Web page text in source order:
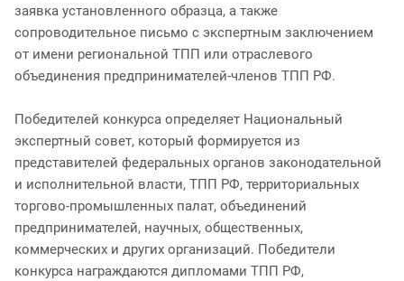
заявка установленного образца, а также
сопроводительное письмо с экспертным заключением
от имени региональной ТПП или отраслевого
объединения предпринимателей-членов ТПП РФ.
Победителей конкурса определяет Национальный
экспертный совет, который формируется из
представителей федеральных органов законодательной
и исполнительной власти, ТПП РФ, территориальных
торгово-промышленных палат, объединений
предпринимателей, научных, общественных,
коммерческих и других организаций. Победители
конкурса награждаются дипломами ТПП РФ,